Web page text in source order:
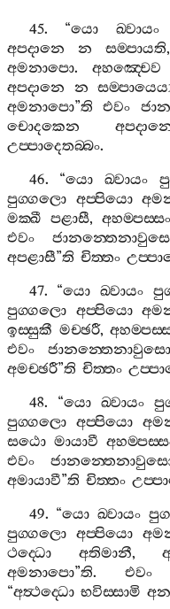
45. “යො ඛ‍්වායං
අපදානෙ
න සම‍්පායති
අමනාපො.අහඤ‍්චෙව
අපදානෙ
න
අමනාපො”ති එවං
චොදකෙන
උප‍්පාදෙතබ‍්බං.
46. “යො ඛ‍්වායං
පුග‍්ගලො අප‍්පියො
මක‍්ඛී පළාසී,අහම‍්පස‍්සං
එවං
අපළාසී”ති චිත‍්තං
47. “යො ඛ‍්වායං
පුග‍්ගලො අප‍්පියො
ඉස‍්සුකී මච‍්ඡරී,
එවං
ජානන‍්තෙනාවුසො
අමච‍්ඡරී”ති චිත‍්තං
48. “යො ඛ‍්වායං
පුග‍්ගලො අප‍්පියො
සඨො මායාවී
එවං
අමායාවී”ති චිත‍්තං
49. “යො ඛ‍්වායං
පුග‍්ගලො අප‍්පියො
ථද‍්ධො
අතිමානී,
අමනාපො”ති.එවං
“අත්‍ථද‍්ධො භවිස‍්සාමි